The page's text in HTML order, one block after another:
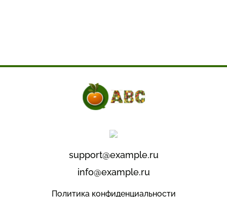
support@example.ru
info@example.ru
Политика конфиденциальности